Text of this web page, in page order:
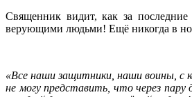
Священник видит, как за
верующими людьми! Ещё никогда в
«Все наши защитники, наши воины, с
не могу представить, что через